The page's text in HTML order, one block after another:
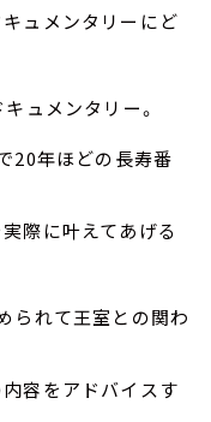
ュメンタリーにど
ュメンタリー。
20年ほどの長寿番
際に叶えてあげる
られて王室との関わ
容をアドバイスす